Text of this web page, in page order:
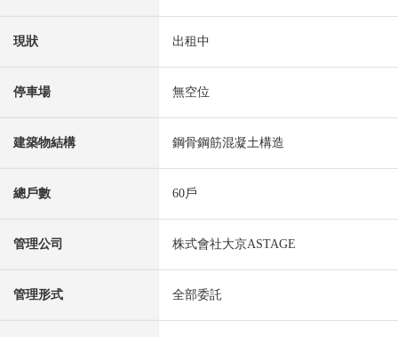
現狀 出租中
停車場 無空位
建築物結構 鋼骨鋼筋混凝土構造
總戶數 60戶
管理公司 株式會社大京ASTAGE
管理形式 全部委託